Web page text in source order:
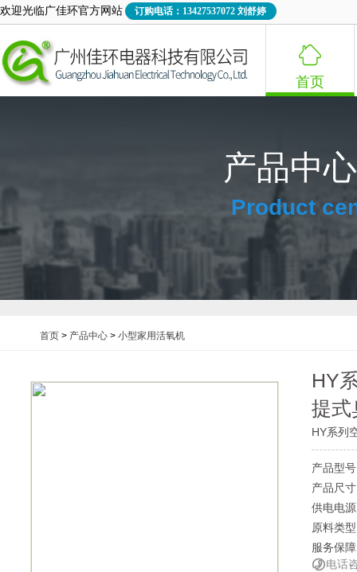
欢迎光临广佳环官方网站 订购电话：13427537072 刘舒婷

首页
产品中心
Product
首页 > 产品中心 > 小型家用活氧机
HY
提式
HY系列
产品型
产品尺
供电电
原料类
服务保
电话